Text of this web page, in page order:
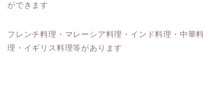
ができます
フレンチ料理・マレーシア料理・インド料理・中華料
理・イギリス料理等があります